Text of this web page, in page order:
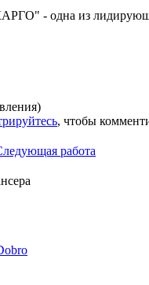
- одна из лидирующих
, чтобы
работа